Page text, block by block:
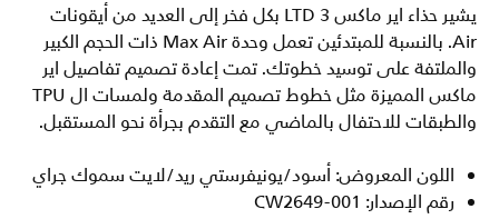
يشير حذاء اير ماكس LTD 3 بكل فخر إلى العديد من أيقونات
Air. بالنسبة للمبتدئين تعمل وحدة Max Air ذات الحجم الكبير
والملتفة على توسيد خطوتك. تمت إعادة تصميم تفاصيل اير
ماكس المميزة مثل خطوط تصميم المقدمة ولمسات ال TPU
والطبقات للاحتفال بالماضي مع التقدم بجرأة نحو المستقبل.
اللون المعروض: أسود/يونيفرستي ريد/لايت سموك جراي
رقم الإصدار: CW2649-001